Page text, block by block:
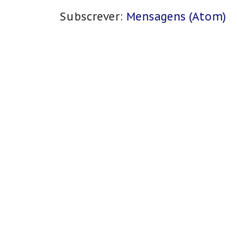
Subscrever: Mensagens (Atom)